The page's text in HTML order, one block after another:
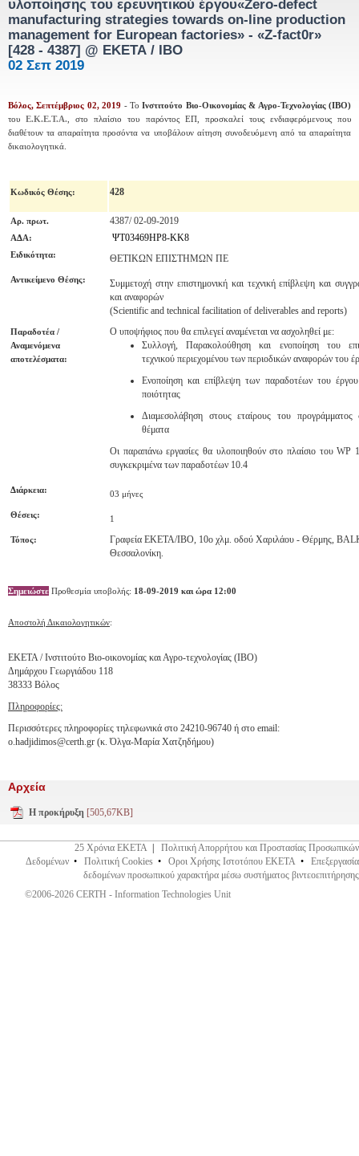
υλοποίησης του ερευνητικού έργου«Zero-defect
manufacturing strategies towards on-line production
management for European factories» - «Z-fact0r»
[428 - 4387] @ ΕΚΕΤΑ / ΙΒΟ
02 Σεπ 2019
Βόλος, Σεπτέμβριος 02, 2019 - Το Ινστιτούτο Βιο-Οικονομίας & Αγρο-Τεχνολογίας (ΙΒΟ)
τουΕ.Κ.Ε.Τ.Α. , στο πλαίσιο του παρόντος ΕΠ, προσκαλεί τους ενδιαφερόμενους που
διαθέτουν τα απαραίτητα προσόντα να υποβάλουν αίτηση συνοδευόμενη από τα απαραίτητα
δικαιολογητικά.
Κωδικός Θέσης: 428
Αρ. πρωτ. 4387/ 02-09-2019
ΑΔΑ: ΨΤ03469ΗΡ8-ΚΚ8
Ειδικότητα: ΘΕΤΙΚΩΝ ΕΠΙΣΤΗΜΩΝ ΠΕ
Αντικείμενο Θέσης:
Συμμετοχή στην επιστημονική και τεχνική επίβλεψη και
και αναφορών
(Scientific and technical facilitation of deliverables and reports)
Παραδοτέα /
Αναμενόμενα
αποτελέσματα:
Ο υποψήφιος που θα επιλεγεί αναμένεται να ασχοληθεί με:
Συλλογή, Παρακολούθηση και ενοποίηση του
τεχνικού περιεχομένου των περιοδικών αναφορών του
Ενοποίηση και επίβλεψη των παραδοτέων του έργου
ποιότητας
Διαμεσολάβηση στους εταίρους του προγράμματος
θέματα
Οι παραπάνω εργασίες θα υλοποιηθούν στο πλαίσιο του WP
συγκεκριμένα των παραδοτέων 10.4
Διάρκεια: 03 μήνες
Θέσεις: 1
Τόπος:
Γραφεία ΕΚΕΤΑ/IBO, 10ο χλμ. οδού Χαριλάου - Θέρμης,
Θεσσαλονίκη.
Σημειώστε Προθεσμία υποβολής: 18-09-2019 και ώρα 12:00
Αποστολή Δικαιολογητικών:
ΕΚΕΤΑ / Ινστιτούτο Βιο-οικονομίας και Αγρο-τεχνολογίας (ΙΒΟ)
Δημάρχου Γεωργιάδου 118
38333 Βόλος
Πληροφορίες:
Περισσότερες πληροφορίες τηλεφωνικά στο 24210-96740 ή στο email:
o.hadjidimos@certh.gr (κ. Όλγα-Μαρία Χατζηδήμου)
Αρχεία
Η προκήρυξη [505,67KB]
25 Χρόνια ΕΚΕΤΑ
Πολιτική Απορρήτου και Προστασίας Προσωπικών
Δεδομένων • Πολιτική Cookies • Οροι Χρήσης Ιστοτόπου ΕΚΕΤΑ • Επεξεργασία
δεδομένων προσωπικού χαρακτήρα μέσω συστήματος βιντεοεπιτήρησης
©2006-2026 CERTH - Information Technologies Unit